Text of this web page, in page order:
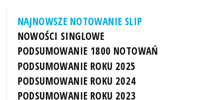
NAJNOWSZE NOTOWANIE SLIP
NOWOŚCI SINGLOWE
PODSUMOWANIE 1800 NOTOWAŃ
PODSUMOWANIE ROKU 2025
PODSUMOWANIE ROKU 2024
PODSUMOWANIE ROKU 2023